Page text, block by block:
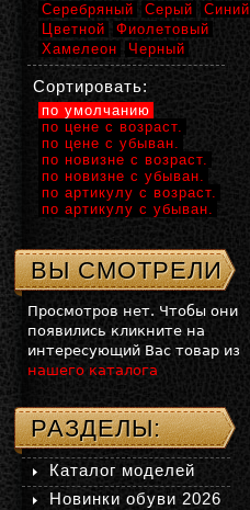
Серебряный
Серый
Синий
Цветной
Фиолетовый
Хамелеон
Черный
Сортировать:
по умолчанию
по цене с возраст.
по цене с убыван.
по новизне с возраст.
по новизне с убыван.
по артикулу с возраст.
по артикулу с убыван.
ВЫ СМОТРЕЛИ
Просмотров нет. Чтобы они
появились кликните на
интересующий Вас товар из
нашего каталога
РАЗДЕЛЫ:
Каталог моделей
Новинки обуви 2026